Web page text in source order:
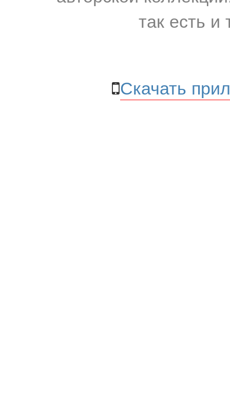
так есть и
Скачать